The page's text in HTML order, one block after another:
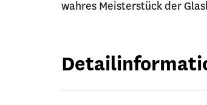
wahres Meisterstück der